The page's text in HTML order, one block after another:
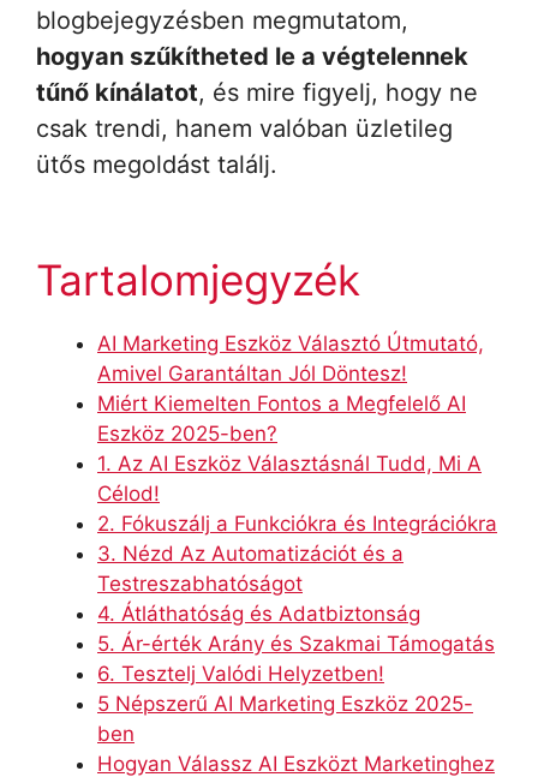
blogbejegyzésben megmutatom,
hogyan szűkítheted le a végtelennek
tűnő kínálatot, és mire figyelj, hogy ne
csak trendi, hanem valóban üzletileg
ütős megoldást találj.
Tartalomjegyzék
AI Marketing Eszköz Választó Útmutató,
Amivel Garantáltan Jól Döntesz!
Miért Kiemelten Fontos a Megfelelő AI
Eszköz 2025-ben?
1. Az AI Eszköz Választásnál Tudd, Mi A
Célod!
2. Fókuszálj a Funkciókra és Integrációkra
3. Nézd Az Automatizációt és a
Testreszabhatóságot
4. Átláthatóság és Adatbiztonság
5. Ár-érték Arány és Szakmai Támogatás
6. Tesztelj Valódi Helyzetben!
5 Népszerű AI Marketing Eszköz 2025-
ben
Hogyan Válassz AI Eszközt Marketinghez